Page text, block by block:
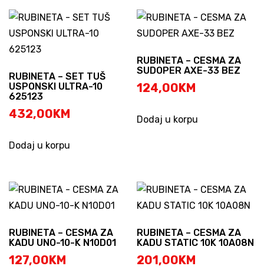
RUBINETA – SET TUŠ
USPONSKI ULTRA-10
625123
432,00 KM
Dodaj u korpu
RUBINETA – CESMA ZA
SUDOPER AXE-33 BEZ
124,00 KM
Dodaj u korpu
RUBINETA – CESMA ZA
KADU UNO-10-K N10D01
127,00KM
RUBINETA – CESMA ZA
KADU STATIC 10K 10A08N
201,00KM